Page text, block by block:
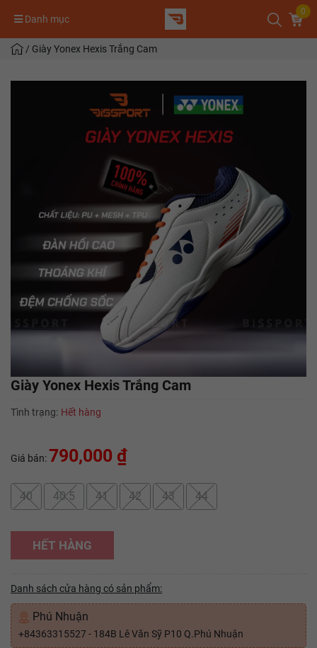
Danh mục
0
/ Giày Yonex Hexis Trắng Cam
Giày Yonex Hexis Trắng Cam
Tình trạng: Hết hàng
Giá bán:790,000 ₫
40 40.5 41 42 43 44
HẾT HÀNG
Danh sách cửa hàng có sản phẩm:
Phú Nhuận
+84363315527 - 184B Lê Văn Sỹ P10 Q.Phú Nhuận